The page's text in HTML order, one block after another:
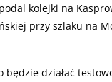
kolejki na
przy szlaku na
będzie działać